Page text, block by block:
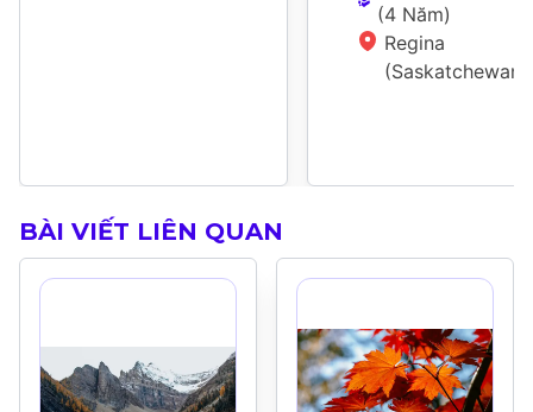
(4 Năm)
Regina
(Saskatchewan)
BÀI VIẾT LIÊN QUAN